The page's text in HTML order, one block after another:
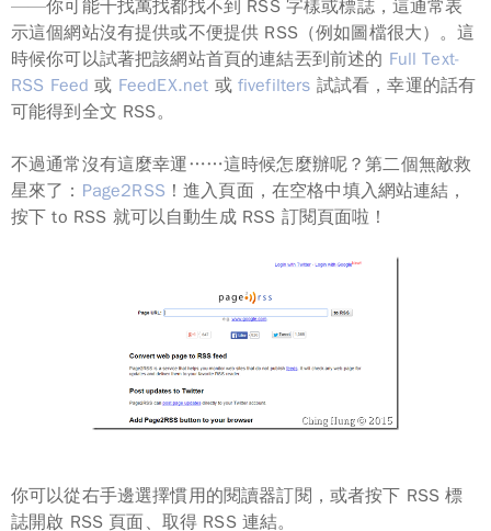
——你可能千找萬找都找不到 RSS 字樣或標誌，這通常表
示這個網站沒有提供或不便提供 RSS（例如圖檔很大）。這
時候你可以試著把該網站首頁的連結丟到前述的 Full Text-
RSS Feed 或 FeedEX.net 或 fivefilters 試試看，幸運的話有
可能得到全文 RSS。
不過通常沒有這麼幸運……這時候怎麼辦呢？第二個無敵救
星來了： Page2RSS ！進入頁面，在空格中填入網站連結，
按下to RSS 就可以自動生成 RSS 訂閱頁面啦！
你可以從右手邊選擇慣用的閱讀器訂閱，或者按下 RSS 標
誌開啟 RSS 頁面、取得 RSS 連結。